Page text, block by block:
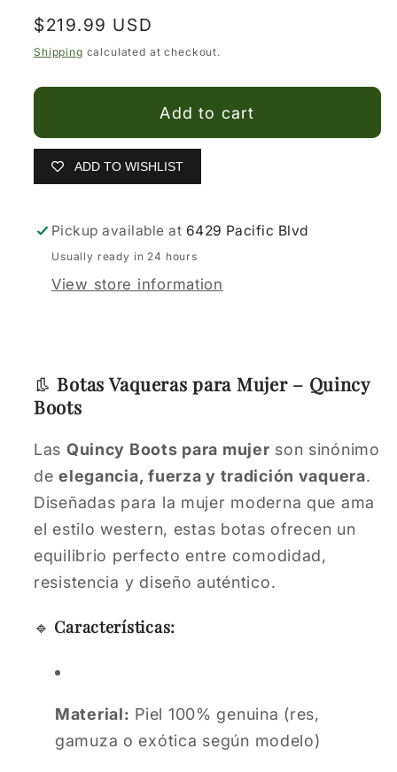
for
Botas
for
Botas
Mujer
Regular
price
$219.99 USD
Shipping calculated at checkout.
Add to cart
ADD TO WISHLIST
Pickup available at 6429 Pacific Blvd
Usually ready in 24 hours
View store information
👢Botas Vaqueras para Mujer – Quincy
Boots
Las Quincy Boots para mujer son sinónimo
deelegancia, fuerza y tradición vaquera.
Diseñadas para la mujer moderna que ama
el estilo western, estas botas ofrecen un
equilibrio perfecto entre comodidad,
resistencia y diseño auténtico.
🔹 Características:
Material: Piel 100% genuina (res,
gamuza o exótica según modelo)